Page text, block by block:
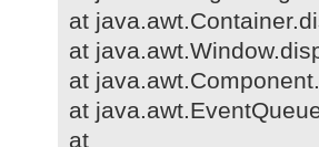
at
at
at
at
at